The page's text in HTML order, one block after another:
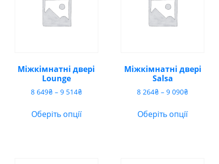
Міжкімнатні двері
Lounge
8 649₴ – 9 514₴Діапазон
від
Оберіть опції
Міжкімнатні двері
Salsa
8 264₴ – 9 090₴
від
Оберіть опції